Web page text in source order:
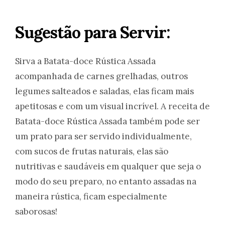
Sugestão para Servir:
Sirva a Batata-doce Rústica Assada
acompanhada de carnes grelhadas, outros
legumes salteados e saladas, elas ficam mais
apetitosas e com um visual incrível. A receita de
Batata-doce Rústica Assada também pode ser
um prato para ser servido individualmente,
com sucos de frutas naturais, elas são
nutritivas e saudáveis em qualquer que seja o
modo do seu preparo, no entanto assadas na
maneira rústica, ficam especialmente
saborosas!